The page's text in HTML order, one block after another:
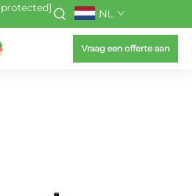
NL
Vraag een offerte aan